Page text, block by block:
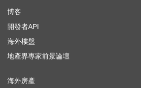
博客
開發者API
海外樓盤
地產界專家前景論壇
海外房產